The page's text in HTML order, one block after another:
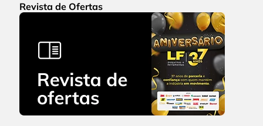
Revista de Ofertas